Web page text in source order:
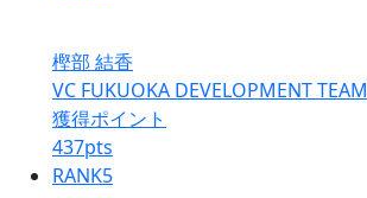
樫部 結香
VC FUKUOKA DEVELOPMENT TEAM
獲得ポイント
437pts
RANK5